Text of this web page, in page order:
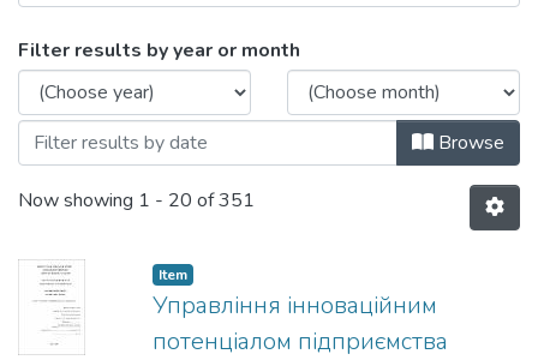
Browsing Кафедра менеджменту,
Filter results by year or month
Browse
Now showing 1 - 20 of 351
Item
Управління інноваційним
потенціалом підприємства